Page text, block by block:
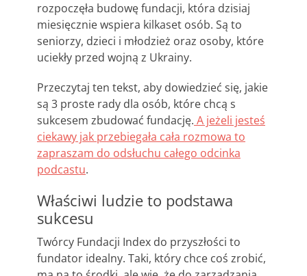
rozpoczęła budowę fundacji, która dzisiaj
miesięcznie wspiera kilkaset osób. Są to
seniorzy, dzieci i młodzież oraz osoby, które
uciekły przed wojną z Ukrainy.
Przeczytaj ten tekst, aby dowiedzieć się, jakie
są 3 proste rady dla osób, które chcą s
sukcesem zbudować fundację. A jeżeli jesteś
ciekawy jak przebiegała cała rozmowa to
zapraszam do odsłuchu całego odcinka
podcastu.
Właściwi ludzie to podstawa
sukcesu
Twórcy Fundacji Index do przyszłości to
fundator idealny. Taki, który chce coś zrobić,